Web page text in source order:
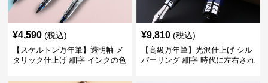
¥4,590 (税込)
【スケルトン万年筆】透明軸 メ
タリック仕上げ 細字 インクの色
する
¥9,810 (税込)
【高級万年筆】光沢仕上げ シル
バーリング 細字 時代に左右され